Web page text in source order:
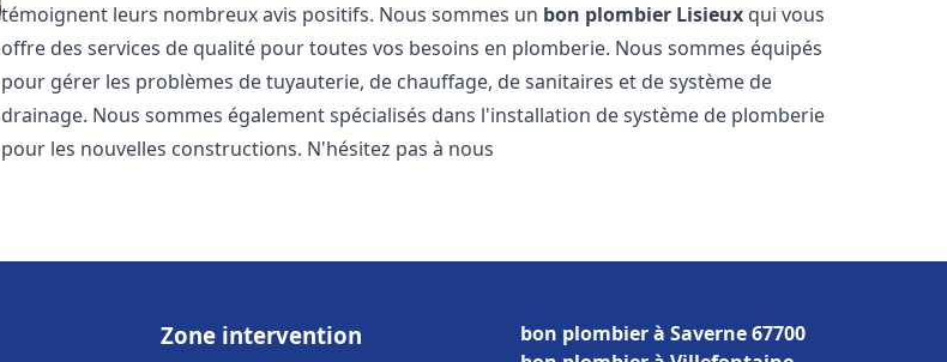
témoignent leurs nombreux avis positifs. Nous sommes un bon plombier Lisieux qui vous
offre des services de qualité pour toutes vos besoins en plomberie. Nous sommes équipés
pour gérer les problèmes de tuyauterie, de chauffage, de sanitaires et de système de
drainage. Nous sommes également spécialisés dans l'installation de système de plomberie
pour les nouvelles constructions. N'hésitez pas à nous
Zone intervention
bon plombier à Saverne 67700